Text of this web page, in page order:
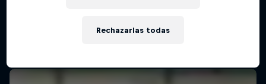
Rechazarlas todas